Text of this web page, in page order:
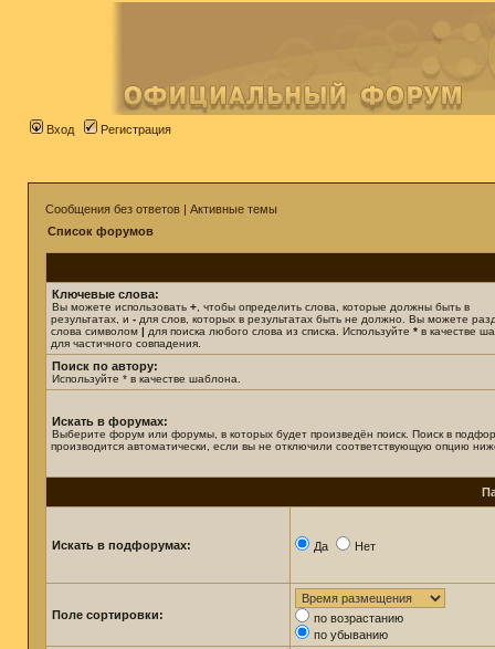
Вход Регистрация
Сообщения без ответов | Активные темы
Список форумов
Ключевые слова:
Вы можете использовать + , чтобы определить слова, которые должны быть в
результатах, и - для слов, которых в результатах быть не должно. Вы можете
слова символом | для поиска любого слова из списка. Используйте * в качестве
для частичного совпадения.
Поиск по автору:
Используйте * в качестве шаблона.
Искать в форумах:
Выберите форум или форумы, в которых будет произведён поиск. Поиск в
производится автоматически, если вы не отключили соответствующую опцию
Искать в подфорумах: Да Нет
Поле сортировки:
по возрастанию
по убыванию